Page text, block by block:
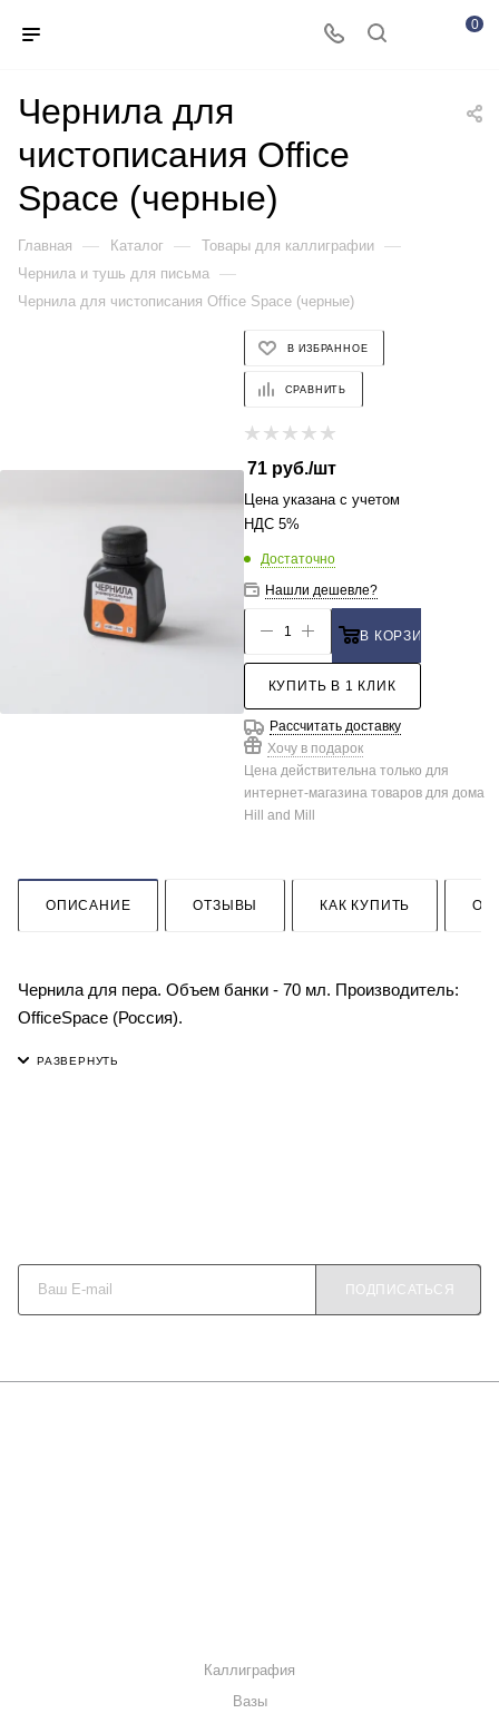
0
Чернила для
чистописания Office
Space (черные)
Главная — Каталог — Товары для каллиграфии —
Чернила и тушь для письма —
Чернила для чистописания Office Space (черные)
В ИЗБРАННОЕ
СРАВНИТЬ
71руб./шт
Цена указана с учетом
НДС 5%
Достаточно
Нашли дешевле?
В КОРЗИНУ
КУПИТЬ В 1 КЛИК
Рассчитать доставку
Хочу в подарок
Цена действительна только для
интернет-магазина товаров для дома
Hill and Mill
ОПИСАНИЕ ОТЗЫВЫ КАК КУПИТЬ
Чернила для пера. Объем банки - 70 мл. Производитель:
OfficeSpace (Россия).
ПОДПИСАТЬСЯ
Каллиграфия
Вазы